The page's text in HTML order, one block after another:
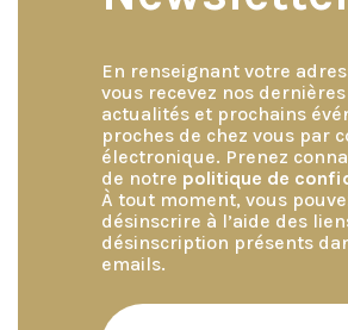
En renseignant votre
vous recevez nos dernières
actualités et prochains
proches de chez vous par
électronique. Prenez
de notre politique de
À tout moment, vous
désinscrire à l’aide des
désinscription présents
emails.